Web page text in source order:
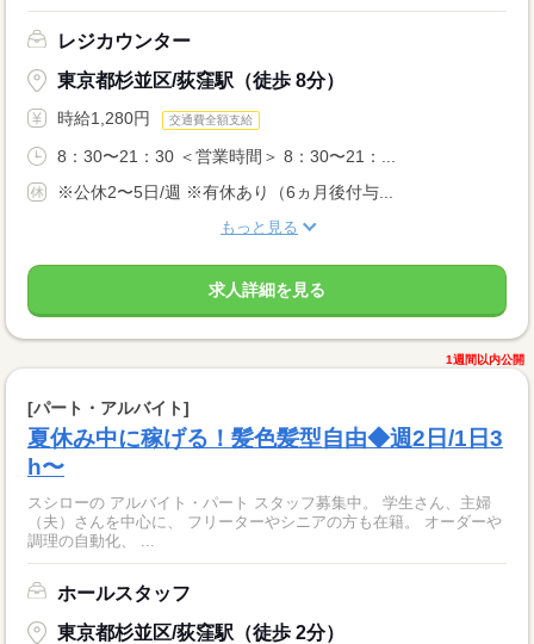
レジカウンター
東京都杉並区/荻窪駅（徒歩 8分）
時給1,280円 交通費全額支給
8：30〜21：30 ＜営業時間＞ 8：30〜21：...
※公休2〜5日/週 ※有休あり（6ヵ月後付与...
もっと見る
求人詳細を見る
1週間以内公開
[パート・アルバイト]
夏休み中に稼げる！髪色髪型自由◆週2日/1日3
h〜
スシローの アルバイト・パート スタッフ募集中。 学生さん、主婦
（夫）さんを中心に、 フリーターやシニアの方も在籍。 オーダーや
調理の自動化、 ...
ホールスタッフ
東京都杉並区/荻窪駅（徒歩 2分）